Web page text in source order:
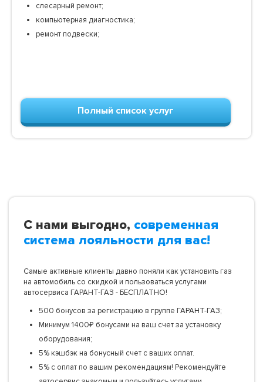
слесарный ремонт;
компьютерная диагностика;
ремонт подвески;
Полный список услуг
С нами выгодно, современная
система лояльности для вас!
Самые активные клиенты давно поняли как установить газ
на автомобиль со скидкой и пользоваться услугами
автосервиса ГАРАНТ-ГАЗ - БЕСПЛАТНО!
500 бонусов за регистрацию в группе ГАРАНТ-ГАЗ;
Минимум 1400₽ бонусами на ваш счет за установку
оборудования;
5% кэшбэк на бонусный счет с ваших оплат.
5% с оплат по вашим рекомендациям! Рекомендуйте